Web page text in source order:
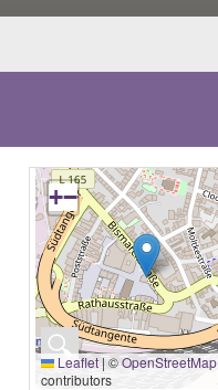
🔍
+−
Leaflet |©OpenStreetMap
contributors